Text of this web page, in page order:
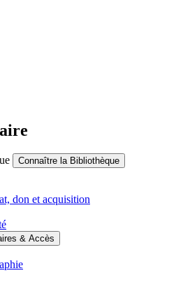
Connaître la Bibliothèque
don et acquisition
& Accès